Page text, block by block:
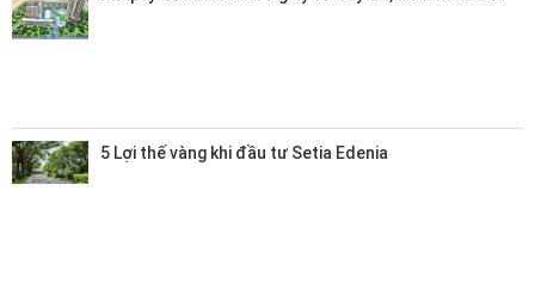
5 Lợi thế vàng khi đầu tư Setia Edenia